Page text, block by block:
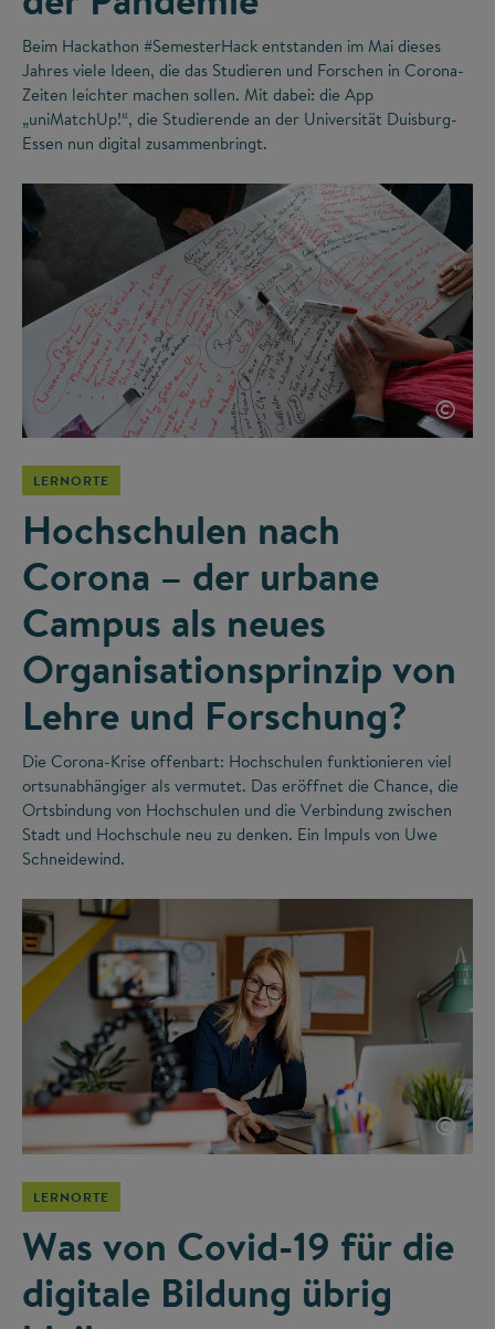
Beim Hackathon #SemesterHack entstanden im Mai dieses
Jahres viele Ideen, die das Studieren und Forschen in Corona-
Zeiten leichter machen sollen. Mit dabei: die App
„uniMatchUp!“, die Studierende an der Universität Duisburg-
Essen nun digital zusammenbringt.
©
LERNORTE
Hochschulen nach
Corona – der urbane
Campus als neues
Organisationsprinzip von
Lehre und Forschung?
Die Corona-Krise offenbart: Hochschulen funktionieren viel
ortsunabhängiger als vermutet. Das eröffnet die Chance, die
Ortsbindung von Hochschulen und die Verbindung zwischen
Stadt und Hochschule neu zu denken. Ein Impuls von Uwe
Schneidewind.
©
LERNORTE
Was von Covid-19 für die
digitale Bildung übrig